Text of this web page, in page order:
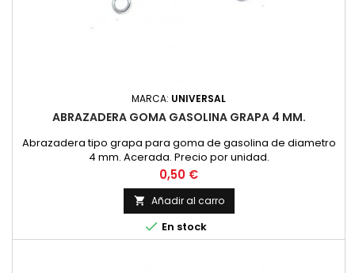
MARCA: UNIVERSAL
ABRAZADERA GOMA GASOLINA GRAPA 4 MM.
Abrazadera tipo grapa para goma de gasolina de diametro
4 mm. Acerada. Precio por unidad.
Precio
0,50 €
 Añadir al carro
 En stock